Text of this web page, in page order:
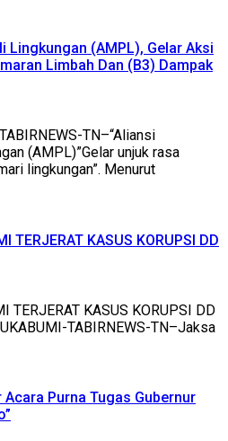
Lingkungan (AMPL), Gelar Aksi
Limbah Dan (B3) Dampak
TN–“Aliansi
(AMPL)”Gelar unjuk rasa
lingkungan”. Menurut
TERJERAT KASUS KORUPSI DD
TERJERAT KASUS KORUPSI DD
TABIRNEWS-TN–Jaksa
Purna Tugas Gubernur